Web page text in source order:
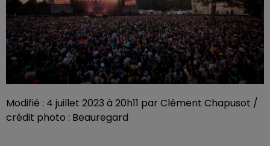
Modifié : 4 juillet 2023 à 20h11 par Clément Chapusot /
crédit photo : Beauregard